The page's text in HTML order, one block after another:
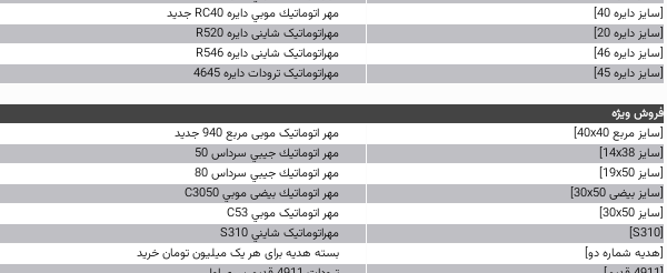
[سایز دایره 40]
مهر اتوماتيك موبي دایره RC40 جدید
[سایز دایره 20]
مهراتوماتیک شاینی دایره R520
[سایز دایره 46]
مهراتوماتیک شاینی دایره R546
[سایز دایره 45]
مهراتوماتیک ترودات دایره 4645
فروش ویژه
[سایز مربع 40x40]
مهر اتوماتیک موبی مربع 940 جدید
[سایز 14x38]
مهر اتوماتيك جيبي سرداس 50
[سایز 19x50]
مهر اتوماتيك جيبي سرداس 80
[سایز بیضی 30x50]
مهر اتوماتيك بیضی موبي C3050
[سایز 30x50]
مهر اتوماتیک موبي C53
[S310]
مهراتوماتیک شايني S310
[هدیه شماره دو]
بسته هدیه برای هر یک میلیون تومان خرید